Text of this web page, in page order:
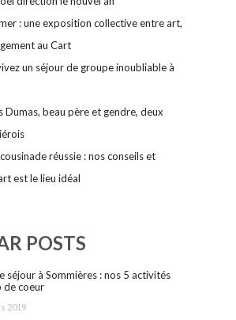
: une exposition collective entre art,
au Cart
un séjour de groupe inoubliable à
Dumas, beau père et gendre, deux
réussie : nos conseils et
est le lieu idéal
POSTS
séjour à Sommières : nos 5 activités
de coeur
2019